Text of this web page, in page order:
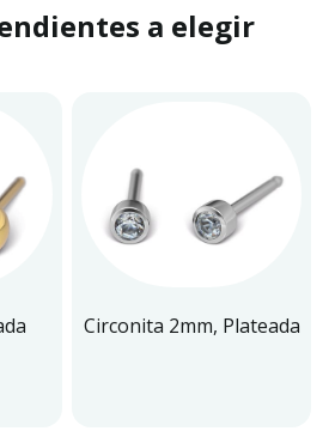
a elegir
Circonita 2mm, Plateada